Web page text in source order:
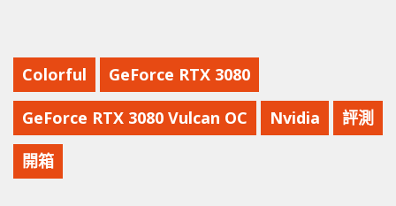
Colorful GeForce RTX 3080
GeForce RTX 3080 Vulcan OC Nvidia 評測
開箱